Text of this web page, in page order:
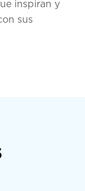
inspiran y
sus